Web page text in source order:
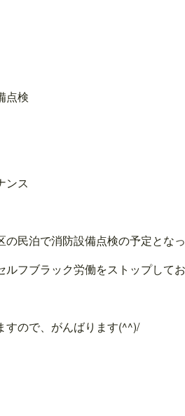
点検
ンス
民泊で消防設備点検の予定とな
フブラック労働をストップして
すので、がんばります(^^)/